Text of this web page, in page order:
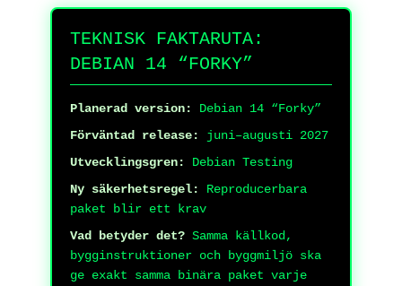
TEKNISK FAKTARUTA:
DEBIAN 14 “FORKY”
Planerad version:
Debian 14 “Forky”
Förväntad release:
juni–augusti 2027
Utvecklingsgren:
Debian Testing
Ny säkerhetsregel:
Reproducerbara
paket blir ett krav
Vad betyder det? Samma källkod,
bygginstruktioner och byggmiljö ska
ge exakt samma binära paket varje